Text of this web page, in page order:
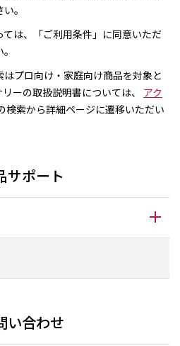
。
は、「ご利用条件」に同意いただ
プロ向け・家庭向け商品を対象と
ーの取扱説明書については、 アク
検索から詳細ページに遷移いただい
サポート
い合わせ